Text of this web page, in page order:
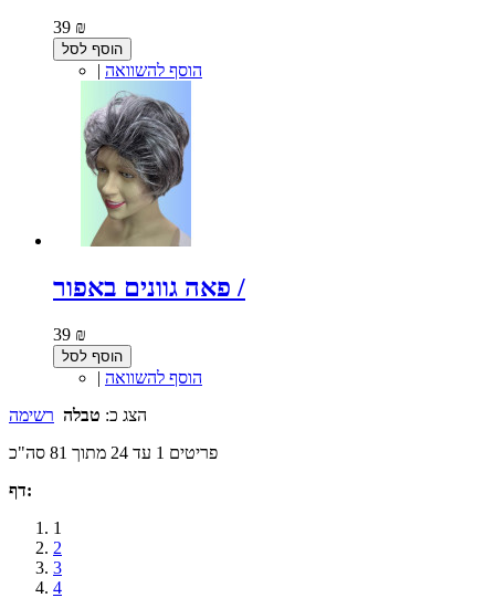
39 ₪
הוסף לסל
| הוסף להשוואה
פאה גוונים באפור /
39 ₪
הוסף לסל
| הוסף להשוואה
הצג כ: טבלה רשימה
פריטים 1 עד 24 מתוך 81 סה"כ
דף:
1
2
3
4